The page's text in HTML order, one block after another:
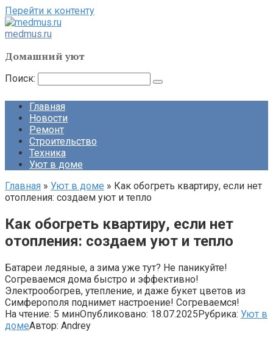
Перейти к контенту
medmus.ru
Домашний уют
Поиск:
Главная
Новости
Ремонт
Строительство
Техника
Уют в доме
Главная » Уют в доме » Как обогреть квартиру, если нет
отопления: создаем уют и тепло
Как обогреть квартиру, если нет
отопления: создаем уют и тепло
Батареи ледяные, а зима уже тут? Не паникуйте!
Согреваемся дома быстро и эффективно!
Электрообогрев, утепление, и даже букет цветов из
Симферополя поднимет настроение! Согреваемся!
На чтение: 5 минОпубликовано: 18.07.2025Рубрика: Уют в
домеАвтор: Andrey